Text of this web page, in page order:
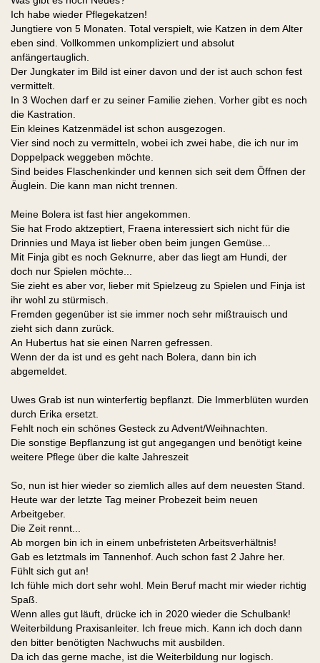
Ich habe wieder Pflegekatzen!
Jungtiere von 5 Monaten. Total verspielt, wie Katzen in dem Alter
eben sind. Vollkommen unkompliziert und absolut
anfängertauglich.
Der Jungkater im Bild ist einer davon und der ist auch schon fest
vermittelt.
In 3 Wochen darf er zu seiner Familie ziehen. Vorher gibt es noch
die Kastration.
Ein kleines Katzenmädel ist schon ausgezogen.
Vier sind noch zu vermitteln, wobei ich zwei habe, die ich nur im
Doppelpack weggeben möchte.
Sind beides Flaschenkinder und kennen sich seit dem Öffnen der
Äuglein. Die kann man nicht trennen.
Meine Bolera ist fast hier angekommen.
Sie hat Frodo aktzeptiert, Fraena interessiert sich nicht für die
Drinnies und Maya ist lieber oben beim jungen Gemüse...
Mit Finja gibt es noch Geknurre, aber das liegt am Hundi, der
doch nur Spielen möchte...
Sie zieht es aber vor, lieber mit Spielzeug zu Spielen und Finja ist
ihr wohl zu stürmisch.
Fremden gegenüber ist sie immer noch sehr mißtrauisch und
zieht sich dann zurück.
An Hubertus hat sie einen Narren gefressen.
Wenn der da ist und es geht nach Bolera, dann bin ich
abgemeldet.
Uwes Grab ist nun winterfertig bepflanzt. Die Immerblüten wurden
durch Erika ersetzt.
Fehlt noch ein schönes Gesteck zu Advent/Weihnachten.
Die sonstige Bepflanzung ist gut angegangen und benötigt keine
weitere Pflege über die kalte Jahreszeit
So, nun ist hier wieder so ziemlich alles auf dem neuesten Stand.
Heute war der letzte Tag meiner Probezeit beim neuen
Arbeitgeber.
Die Zeit rennt...
Ab morgen bin ich in einem unbefristeten Arbeitsverhältnis!
Gab es letztmals im Tannenhof. Auch schon fast 2 Jahre her.
Fühlt sich gut an!
Ich fühle mich dort sehr wohl. Mein Beruf macht mir wieder richtig
Spaß.
Wenn alles gut läuft, drücke ich in 2020 wieder die Schulbank!
Weiterbildung Praxisanleiter. Ich freue mich. Kann ich doch dann
den bitter benötigten Nachwuchs mit ausbilden.
Da ich das gerne mache, ist die Weiterbildung nur logisch.